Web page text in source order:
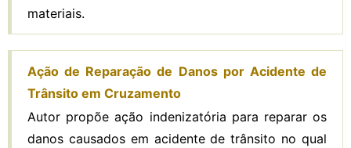
materiais.
Ação de Reparação de Danos por Acidente de
Trânsito em Cruzamento
Autor propõe ação indenizatória para reparar os
danos causados em acidente de trânsito no qual